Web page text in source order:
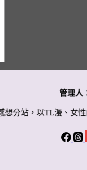
管理人
想分站，以TL漫、